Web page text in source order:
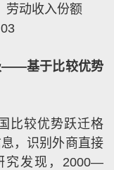
劳动收入份额
——基于比较优势
比较优势跃迁格
，识别外商直接
发现， 2000—